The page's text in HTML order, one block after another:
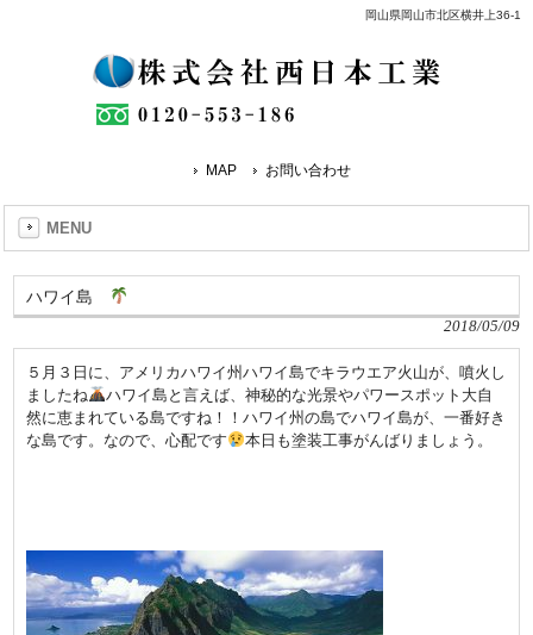
岡山県岡山市北区横井上36-1
MAP お問い合わせ
MENU
ハワイ島
2018/05/09
５月３日に、アメリカハワイ州ハワイ島でキラウエア火山が、噴火し
ましたね
ハワイ島と言えば、神秘的な光景やパワースポット大自
然に恵まれている島ですね！！ハワイ州の島でハワイ島が、一番好き
な島です。なので、心配です
本日も塗装工事がんばりましょう。